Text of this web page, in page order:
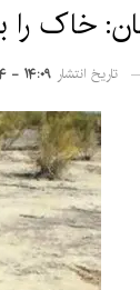
خاک را
تاریخ انتشار ۱۴:۰۹ - ۲۴ تیر ۱۴۰۲